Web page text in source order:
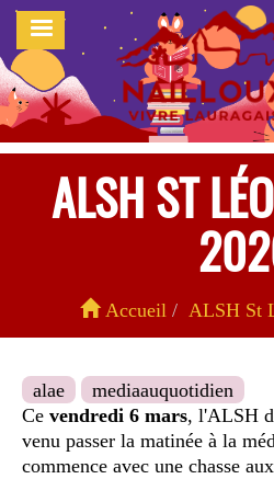
Aller
contenu
principal
MENU
ALSH ST
Accueil ALSH St
alae
mediaauquotidien
Ce vendredi 6 mars, l'ALSH
venu passer la matinée à la
commence avec une chasse